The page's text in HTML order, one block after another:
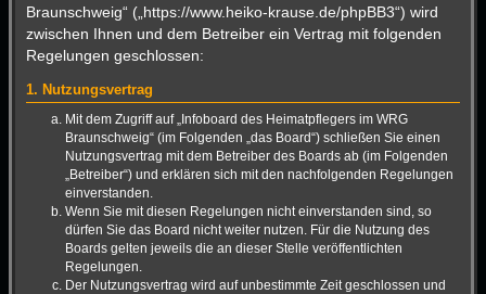
Braunschweig“ („https://www.heiko-krause.de/phpBB3“) wird
zwischen Ihnen und dem Betreiber ein Vertrag mit folgenden
Regelungen geschlossen:
1. Nutzungsvertrag
Mit dem Zugriff auf „Infoboard des Heimatpflegers im WRG
Braunschweig“ (im Folgenden „das Board“) schließen Sie einen
Nutzungsvertrag mit dem Betreiber des Boards ab (im Folgenden
„Betreiber“) und erklären sich mit den nachfolgenden Regelungen
einverstanden.
Wenn Sie mit diesen Regelungen nicht einverstanden sind, so
dürfen Sie das Board nicht weiter nutzen. Für die Nutzung des
Boards gelten jeweils die an dieser Stelle veröffentlichten
Regelungen.
Der Nutzungsvertrag wird auf unbestimmte Zeit geschlossen und